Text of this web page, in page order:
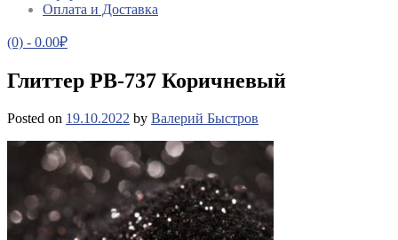
Оплата и Доставка
(0) - 0.00₽
Глиттер PB-737 Коричневый
Posted on 19.10.2022 by Валерий Быстров